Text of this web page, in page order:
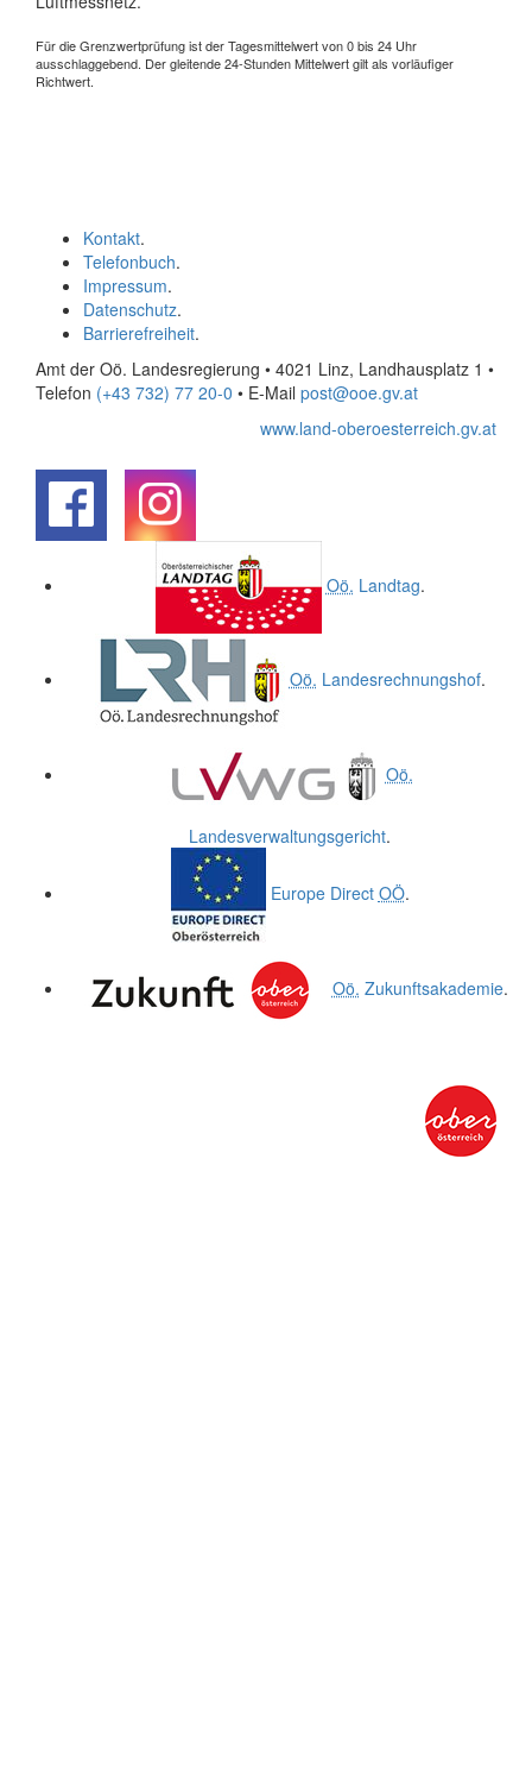
Für die Grenzwertprüfung ist der Tagesmittelwert von 0 bis 24 Uhr
ausschlaggebend. Der gleitende 24-Stunden Mittelwert gilt als vorläufiger
Richtwert.
Kontakt.
Telefonbuch.
Impressum.
Datenschutz.
Barrierefreiheit.
Amt der Oö. Landesregierung • 4021 Linz, Landhausplatz 1 •
Telefon (+43 732) 77 20-0 • E-Mail post@ooe.gv.at
www.land-oberoesterreich.gv.at
Oö. Landtag.
Oö. Landesrechnungshof.
Oö.
Landesverwaltungsgericht.
Europe Direct OÖ.
Oö. Zukunftsakademie.